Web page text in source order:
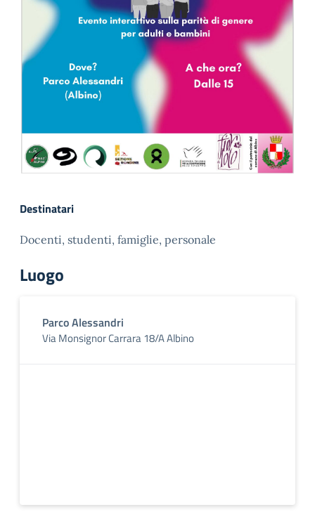
Destinatari
Docenti, studenti, famiglie, personale
Luogo
Parco Alessandri
Via Monsignor Carrara 18/A Albino